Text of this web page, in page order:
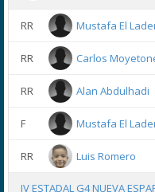
RR Mustafa El
RR Carlos
RR Alan Abdulhadi
F Mustafa El
RR Luis Romero
IV ESTADAL G4 NUEVA